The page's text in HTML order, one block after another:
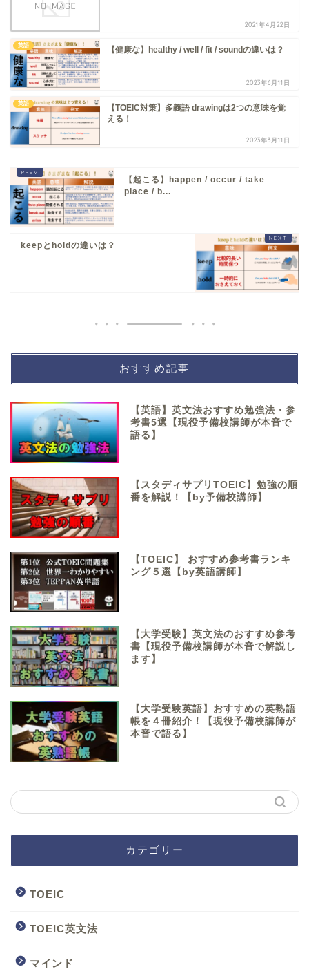
2021年4月22日
英語 【健康な】healthy / well / fit / soundの違いは？
2023年6月11日
英語
【TOEIC対策】多義語 drawingは2つの意味を覚
える！
2023年3月11日
【起こる】happen / occur / take
place / b...
keepとholdの違いは？
おすすめ記事
【英語】英文法おすすめ勉強法・参
考書5選【現役予備校講師が本音で
語る】
【スタディサプリTOEIC】勉強の順
番を解説！【by予備校講師】
【TOEIC】 おすすめ参考書ランキ
ング５選【by英語講師】
【大学受験】英文法のおすすめ参考
書【現役予備校講師が本音で解説し
ます】
【大学受験英語】おすすめの英熟語
帳を４冊紹介！【現役予備校講師が
本音で語る】
カテゴリー
TOEIC
TOEIC英文法
マインド